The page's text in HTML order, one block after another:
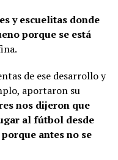
y escuelitas donde
porque se está
de ese desarrollo y
aportaron su
nos dijeron que
al fútbol desde
antes no se